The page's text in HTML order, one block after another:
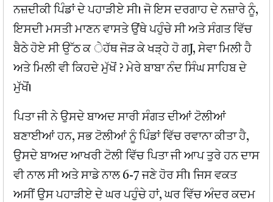
ਨਜ਼ਦੀਕੀ ਪਿੰਡਾਂ ਦੇ ਪਹਾੜੀਏ ਸੀ। ਜੋ ਇਸ ਦਰਗਾਹ ਦੇ ਨਜ਼ਾਰੇ ਨੂੰ,
ਇਸਦੀ ਮਸਤੀ ਮਾਣਨ ਵਾਸਤੇ ਉਂਥੇ ਪਹੁੰਚੇ ਸੀ ਅਤੇ ਸੰਗਤ ਵਿੱਚ
ਬੈਠੇ ਹੋਏ ਸੀ ਉੱਠ ਕ ੇਹੱਥ ਜੋੜ ਕੇ ਖੜ੍ਹੇ ਹੋ ਗJ, ਸੇਵਾ ਮਿਲੀ ਹੈ
ਅਤੇ ਮਿਲੀ ਵੀ ਕਿਹਦੇ ਮੁੱਖੋਂ ? ਮੇਰੇ ਬਾਬਾ ਨੰਦ ਸਿੰਘ ਸਾਹਿਬ ਦੇ
ਮੁੱਖੋਂ।
ਪਿਤਾ ਜੀ ਨੇ ਉਸਦੇ ਬਾਅਦ ਸਾਰੀ ਸੰਗਤ ਦੀਆਂ ਟੋਲੀਆਂ
ਬਣਾਈਆਂ ਹਨ, ਸਭ ਟੋਲੀਆਂ ਨੂੰ ਪਿੰਡਾਂ ਵਿੱਚ ਰਵਾਨਾ ਕੀਤਾ ਹੈ,
ਉਸਦੇ ਬਾਅਦ ਆਖਰੀ ਟੋਲੀ ਵਿੱਚ ਪਿਤਾ ਜੀ ਆਪ ਤੁਰੇ ਹਨ ਦਾਸ
ਵੀ ਨਾਲ ਸੀ ਅਤੇ ਸਾਡੇ ਨਾਲ 6-7 ਜਣੇ ਹੋਰ ਸੀ। ਜਿਸ ਵਕਤ
ਅਸੀਂ ਉਸ ਪਹਾੜੀਏ ਦੇ ਘਰ ਪਹੁੰਚੇ ਹਾਂ, ਘਰ ਵਿੱਚ ਅੰਦਰ ਕਦਮ